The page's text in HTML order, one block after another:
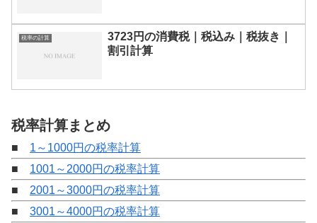
税率の計算
3723円の消費税｜税込み｜税抜き｜
割引計算
税率計算まとめ
■ 1～1000円の税率計算
■ 1001～2000円の税率計算
■ 2001～3000円の税率計算
■ 3001～4000円の税率計算